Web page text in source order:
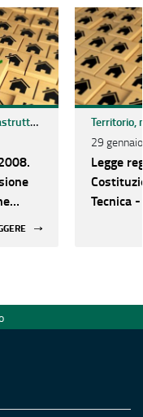
Territorio, mobilità e infrastrutture
29
Legge
Tecnica